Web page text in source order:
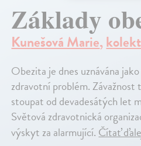
Základy
Kunešová Marie,
Obezita je dnes uznávána
zdravotní problém. Závažnost
stoupat od devadesátých let
Světová zdravotnická
výskyt za alarmující.Čítať